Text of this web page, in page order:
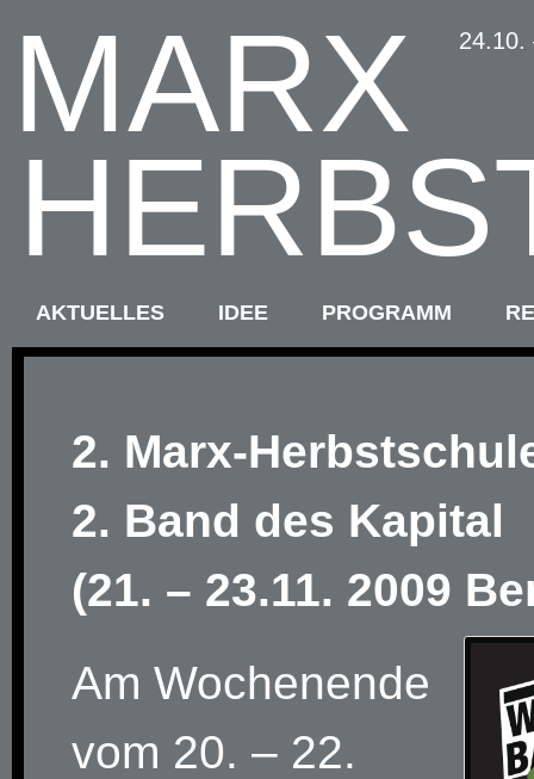
MARX 24.10.
AKTUELLES IDEE PROGRAMM
2. Marx-
2. Band des Kapital
(21. – 23.11. 2009
Am Wochenende
vom 20. – 22.